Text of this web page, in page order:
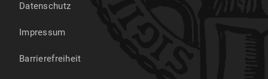
Datenschutz
Impressum
Barrierefreiheit